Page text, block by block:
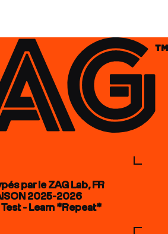
par le ZAG Lab, FR
2025-2026
- Learn *Repeat*